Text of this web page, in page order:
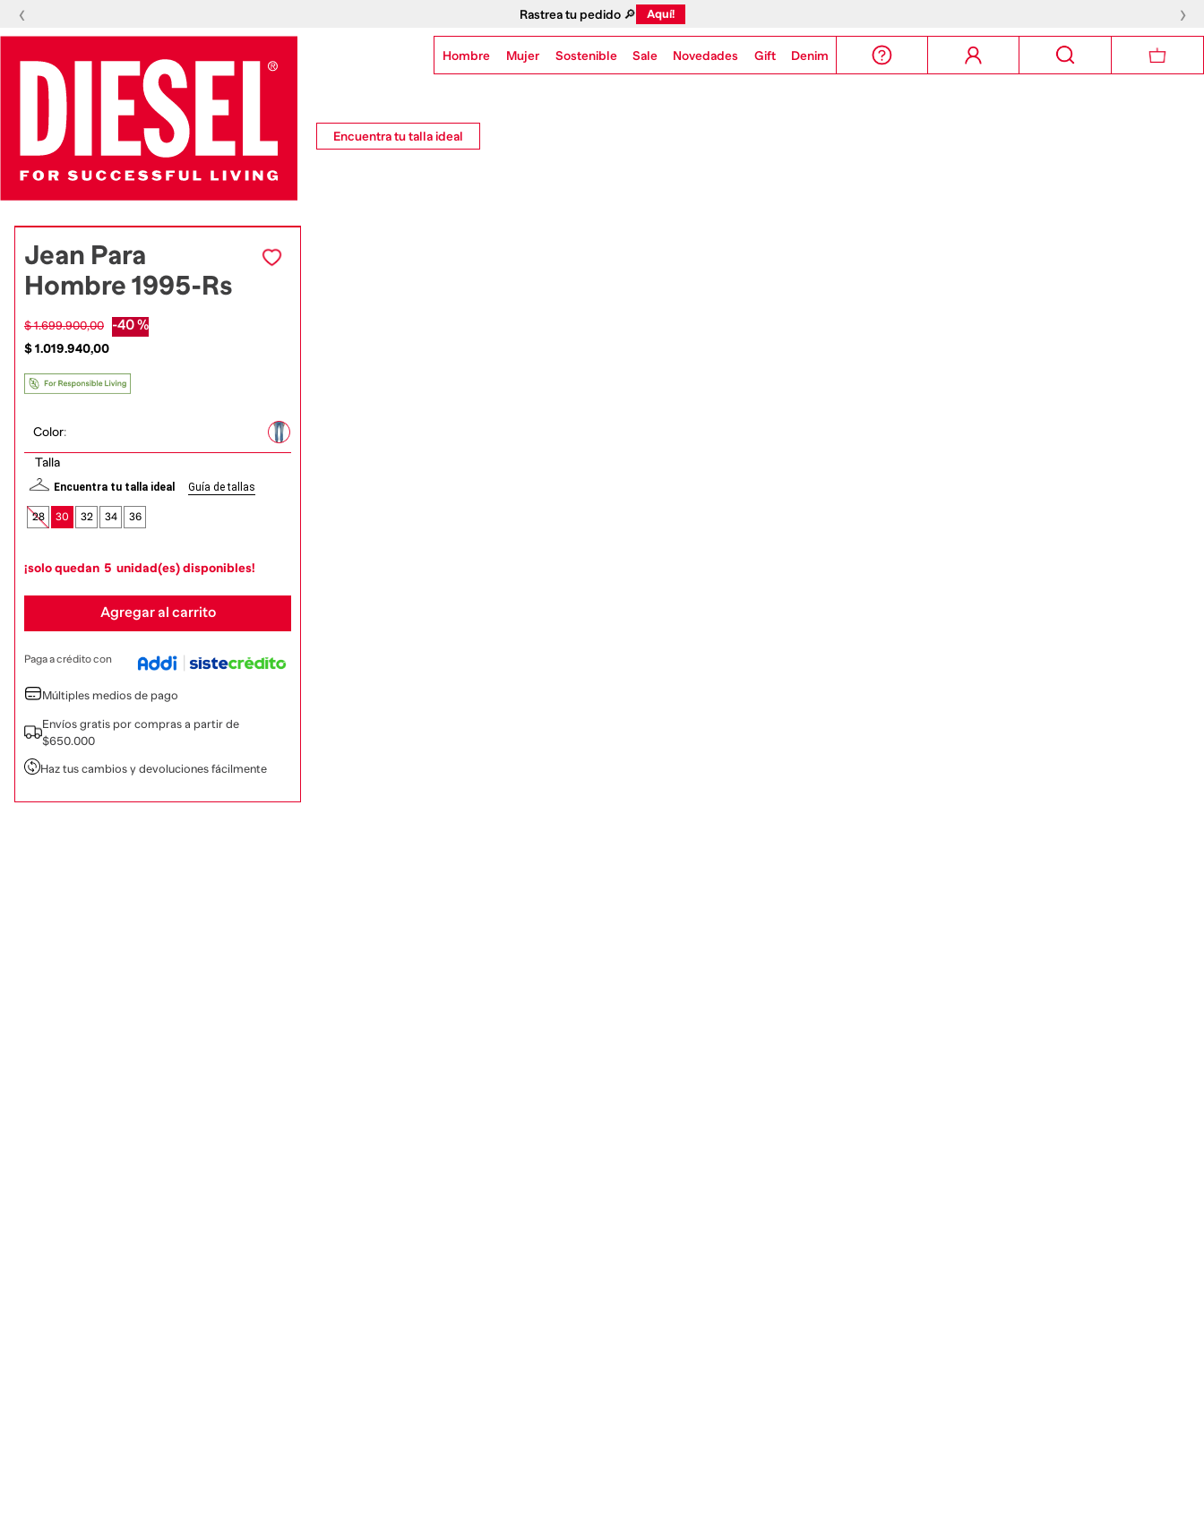
‹ Rastrea tu pedido 🔎 Aquí! ›
Hombre Mujer Sostenible Sale Novedades Gift Denim
Encuentra tu talla ideal
Jean Para
Hombre 1995-Rs
$ 1.699.900,00 -40 %
$1.019.940,00
Color:
Talla
Encuentra tu talla ideal Guía de tallas
28 30 32 34 36
¡solo quedan 5 unidad(es) disponibles!
Agregar al carrito
Paga a crédito con
Múltiples medios de pago
Envíos gratis por compras a partir de
$650.000
Haz tus cambios y devoluciones fácilmente